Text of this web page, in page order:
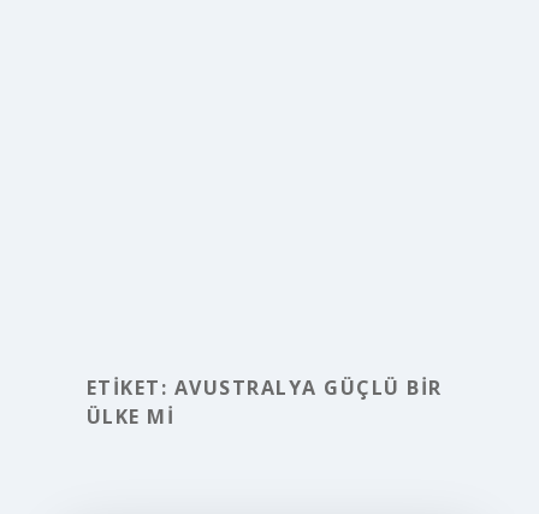
ETIKET: AVUSTRALYA GÜÇLÜ BIR
ÜLKE MI